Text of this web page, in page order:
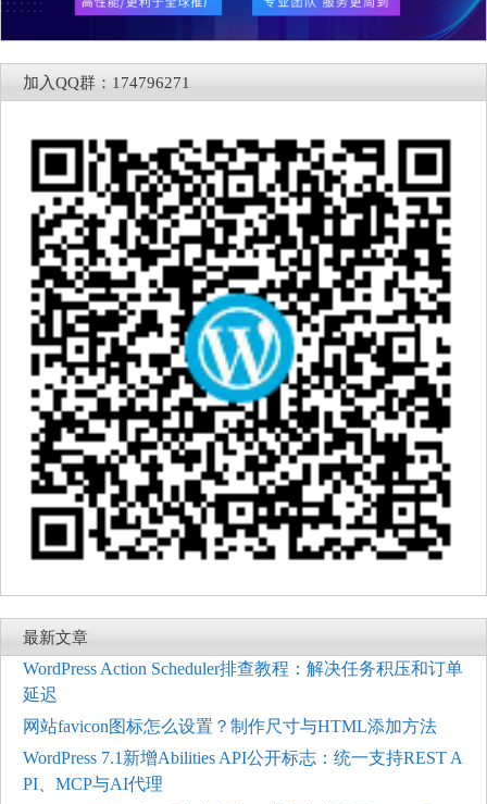
加入QQ群：174796271
最新文章
WordPress Action Scheduler排查教程：解决任务积压和订单
延迟
网站favicon图标怎么设置？制作尺寸与HTML添加方法
WordPress 7.1新增Abilities API公开标志：统一支持REST A
PI、MCP与AI代理